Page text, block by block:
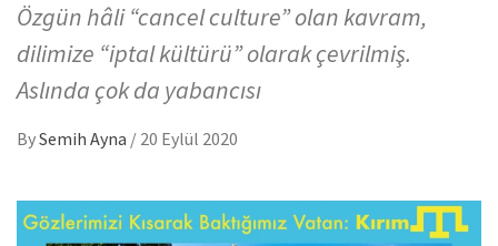
Özgün hâli “cancel culture” olan kavram,
dilimize “iptal kültürü” olarak çevrilmiş.
Aslında çok da yabancısı
BySemih Ayna / 20 Eylül 2020